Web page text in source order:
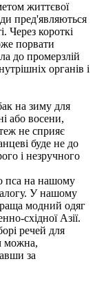
життєвої
пред'являються
Через короткі
порвати
до промерзлій
органів і
на зиму для
або восени,
не сприяє
буде не до
і незручного
пса на нашому
У нашому
модний одяг
східної Азії.
речей для
​​можна,
за